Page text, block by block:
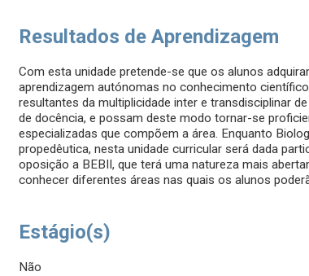
Resultados de Aprendizagem
Com esta unidade pretende-se que os alunos
aprendizagem autónomas no conhecimento
resultantes da multiplicidade inter e transdisciplinar
de docência, e possam deste modo tornar-se
especializadas que compõem a área. Enquanto
propedêutica, nesta unidade curricular será dada
oposição a BEBII, que terá uma natureza mais
conhecer diferentes áreas nas quais os alunos
Estágio(s)
Não